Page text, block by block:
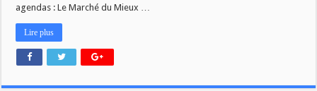
agendas : Le Marché du Mieux …
Lire plus